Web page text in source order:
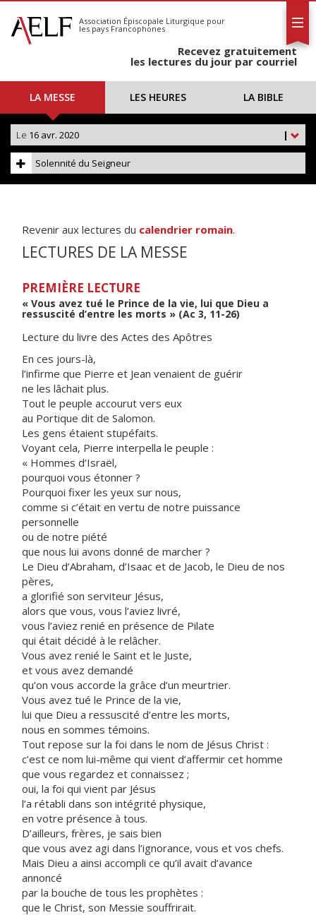
S'abonner
Calendrier
Association Épiscopale Liturgique pour
les pays Francophones
Recevez gratuitement
les lectures du jour par courriel
LA MESSE LES HEURES LA BIBLE
|
Le 16 avr. 2020
Solennité du Seigneur
Revenir aux lectures du calendrier romain.
LECTURES DE LA MESSE
PREMIÈRE LECTURE
« Vous avez tué le Prince de la vie, lui que Dieu a
ressuscité d’entre les morts » (Ac 3, 11-26)
Lecture du livre des Actes des Apôtres
En ces jours-là,
l’infirme que Pierre et Jean venaient de guérir
ne les lâchait plus.
Tout le peuple accourut vers eux
au Portique dit de Salomon.
Les gens étaient stupéfaits.
Voyant cela, Pierre interpella le peuple :
« Hommes d’Israël,
pourquoi vous étonner ?
Pourquoi fixer les yeux sur nous,
comme si c’était en vertu de notre puissance
personnelle
ou de notre piété
que nous lui avons donné de marcher ?
Le Dieu d’Abraham, d’Isaac et de Jacob, le Dieu de nos
pères,
a glorifié son serviteur Jésus,
alors que vous, vous l’aviez livré,
vous l’aviez renié en présence de Pilate
qui était décidé à le relâcher.
Vous avez renié le Saint et le Juste,
et vous avez demandé
qu’on vous accorde la grâce d’un meurtrier.
Vous avez tué le Prince de la vie,
lui que Dieu a ressuscité d’entre les morts,
nous en sommes témoins.
Tout repose sur la foi dans le nom de Jésus Christ :
c’est ce nom lui-même qui vient d’affermir cet homme
que vous regardez et connaissez ;
oui, la foi qui vient par Jésus
l’a rétabli dans son intégrité physique,
en votre présence à tous.
D’ailleurs, frères, je sais bien
que vous avez agi dans l’ignorance, vous et vos chefs.
Mais Dieu a ainsi accompli ce qu’il avait d’avance
annoncé
par la bouche de tous les prophètes :
que le Christ, son Messie souffrirait.